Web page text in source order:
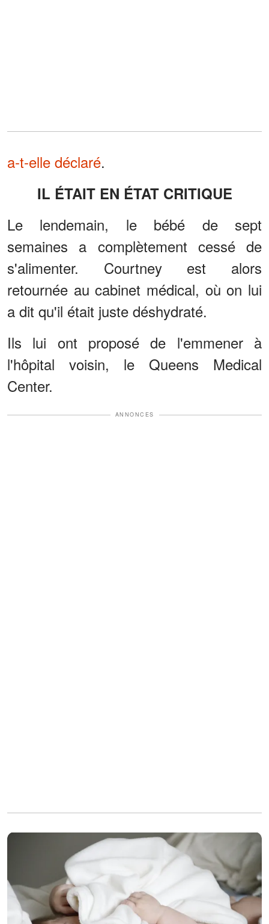
a-t-elle déclaré.
IL ÉTAIT EN ÉTAT CRITIQUE
Le lendemain, le bébé de sept
semaines a complètement cessé de
s'alimenter. Courtney est alors
retournée au cabinet médical, où on lui
a dit qu'il était juste déshydraté.
Ils lui ont proposé de l'emmener à
l'hôpital voisin, le Queens Medical
Center.
ANNONCES